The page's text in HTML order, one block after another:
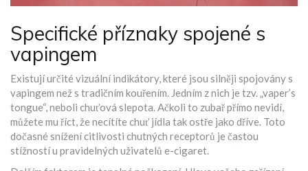
Specifické příznaky spojené s
vapingem
Existují určité vizuální indikátory, které jsou silněji spojovány s
vapingem než s tradičním kouřením. Jedním z nich je tzv. „vaper’s
tongue“, neboli chuťová slepota. Ačkoli to zubař přímo nevidí,
můžete mu říct, že necítíte chuť jídla tak ostře jako dříve. Toto
dočasné snížení citlivosti chutných receptorů je častou
stížností u pravidelných uživatelů e-cigaret.